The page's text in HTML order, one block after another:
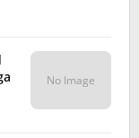
No Image